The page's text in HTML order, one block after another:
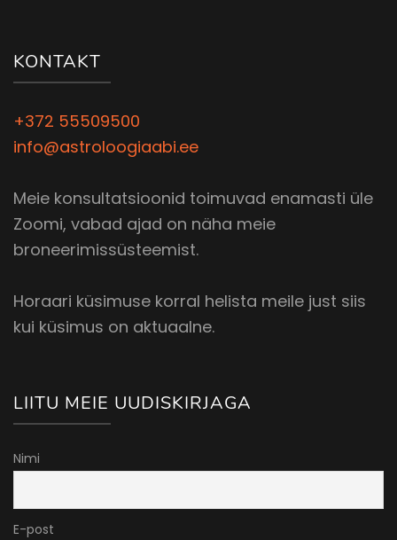
KONTAKT
+372 55509500
info@astroloogiaabi.ee
Meie konsultatsioonid toimuvad enamasti üle
Zoomi, vabad ajad on näha meie
broneerimissüsteemist.
Horaari küsimuse korral helista meile just siis
kui küsimus on aktuaalne.
LIITU MEIE UUDISKIRJAGA
Nimi
E-post